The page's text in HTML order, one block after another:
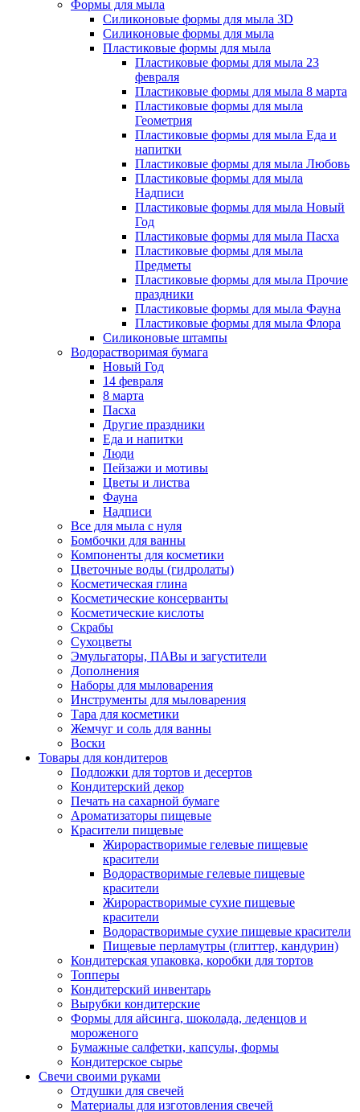
Формы для мыла
Силиконовые формы для мыла 3D
Силиконовые формы для мыла
Пластиковые формы для мыла
Пластиковые формы для мыла 23
февраля
Пластиковые формы для мыла 8 марта
Пластиковые формы для мыла
Геометрия
Пластиковые формы для мыла Еда и
напитки
Пластиковые формы для мыла Любовь
Пластиковые формы для мыла
Надписи
Пластиковые формы для мыла Новый
Год
Пластиковые формы для мыла Пасха
Пластиковые формы для мыла
Предметы
Пластиковые формы для мыла Прочие
праздники
Пластиковые формы для мыла Фауна
Пластиковые формы для мыла Флора
Силиконовые штампы
Водорастворимая бумага
Новый Год
14 февраля
8 марта
Пасха
Другие праздники
Еда и напитки
Люди
Пейзажи и мотивы
Цветы и листва
Фауна
Надписи
Все для мыла с нуля
Бомбочки для ванны
Компоненты для косметики
Цветочные воды (гидролаты)
Косметическая глина
Косметические консерванты
Косметические кислоты
Скрабы
Сухоцветы
Эмульгаторы, ПАВы и загустители
Дополнения
Наборы для мыловарения
Инструменты для мыловарения
Тара для косметики
Жемчуг и соль для ванны
Воски
Товары для кондитеров
Подложки для тортов и десертов
Кондитерский декор
Печать на сахарной бумаге
Ароматизаторы пищевые
Красители пищевые
Жирорастворимые гелевые пищевые
красители
Водорастворимые гелевые пищевые
красители
Жирорастворимые сухие пищевые
красители
Водорастворимые сухие пищевые красители
Пищевые перламутры (глиттер, кандурин)
Кондитерская упаковка, коробки для тортов
Топперы
Кондитерский инвентарь
Вырубки кондитерские
Формы для айсинга, шоколада, леденцов и
мороженого
Бумажные салфетки, капсулы, формы
Кондитерское сырье
Свечи своими руками
Отдушки для свечей
Материалы для изготовления свечей